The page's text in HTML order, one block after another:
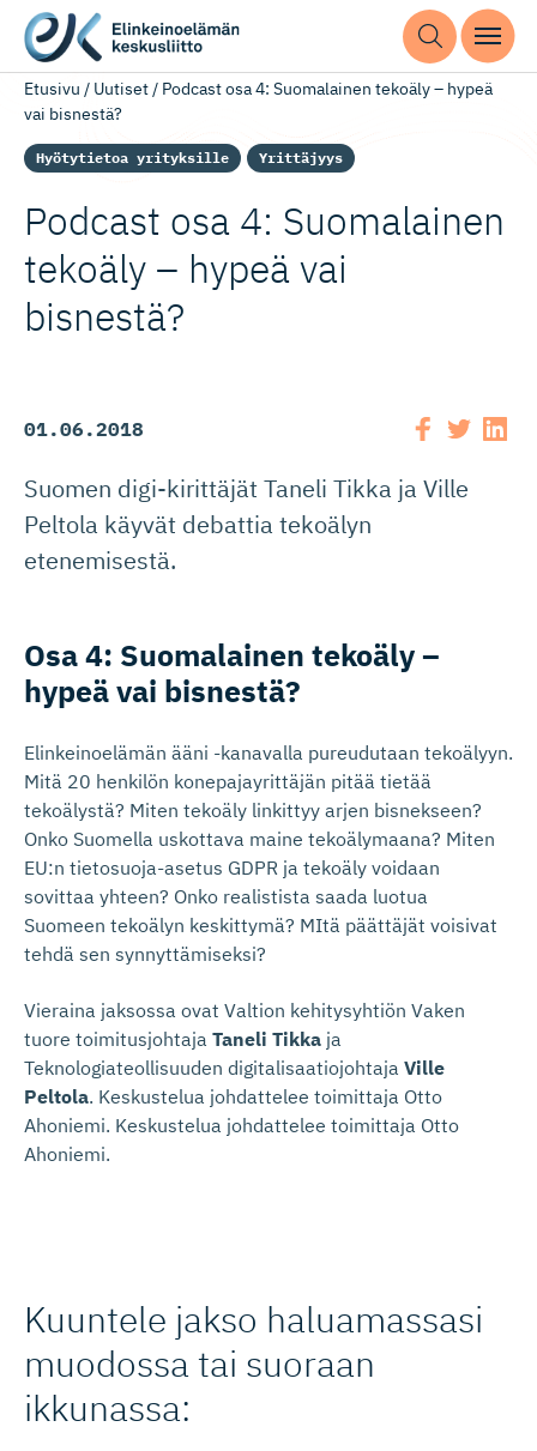
Etusivu / Uutiset/ Podcast osa 4: Suomalainen tekoäly – hypeä
vai bisnestä?
Hyötytietoa yrityksille Yrittäjyys
Podcast osa 4: Suomalainen
tekoäly – hypeä vai
bisnestä?
01.06.2018
Suomen digi-kirittäjät Taneli Tikka ja Ville
Peltola käyvät debattia tekoälyn
etenemisestä.
Osa 4: Suomalainen tekoäly –
hypeä vai bisnestä?
Elinkeinoelämän ääni -kanavalla pureudutaan tekoälyyn.
Mitä 20 henkilön konepajayrittäjän pitää tietää
tekoälystä? Miten tekoäly linkittyy arjen bisnekseen?
Onko Suomella uskottava maine tekoälymaana? Miten
EU:n tietosuoja-asetus GDPR ja tekoäly voidaan
sovittaa yhteen? Onko realistista saada luotua
Suomeen tekoälyn keskittymä? MItä päättäjät voisivat
tehdä sen synnyttämiseksi?
Vieraina jaksossa ovat Valtion kehitysyhtiön Vaken
tuore toimitusjohtaja Taneli Tikka ja
Teknologiateollisuuden digitalisaatiojohtaja Ville
Peltola. Keskustelua johdattelee toimittaja Otto
Ahoniemi. Keskustelua johdattelee toimittaja Otto
Ahoniemi.
Kuuntele jakso haluamassasi
muodossa tai suoraan
ikkunassa: